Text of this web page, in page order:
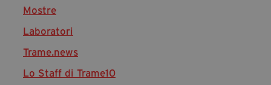
Cartella Stampa
Rassegna Stampa
Partecipa
Mostre
Laboratori
Trame.news
Lo Staff di Trame10